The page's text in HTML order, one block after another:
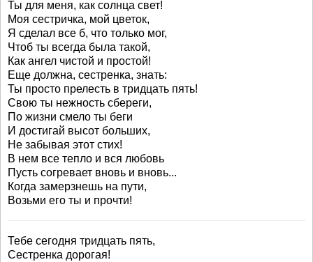
Ты для меня, как солнца свет!
Моя сестричка, мой цветок,
Я сделал все б, что только мог,
Чтоб ты всегда была такой,
Как ангел чистой и простой!
Еще должна, сестренка, знать:
Ты просто прелесть в тридцать пять!
Свою ты нежность сбереги,
По жизни смело ты беги
И достигай высот больших,
Не забывая этот стих!
В нем все тепло и вся любовь
Пусть согревает вновь и вновь...
Когда замерзнешь на пути,
Возьми его ты и прочти!
Тебе сегодня тридцать пять,
Сестренка дорогая!